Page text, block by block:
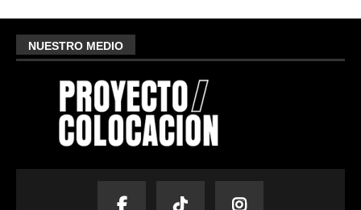
NUESTRO MEDIO